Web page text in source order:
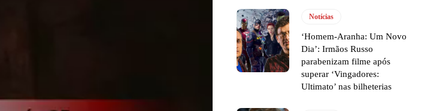
Notícias
‘Homem-Aranha: Um Novo
Dia’: Irmãos Russo
parabenizam filme após
superar ‘Vingadores:
Ultimato’ nas bilheterias